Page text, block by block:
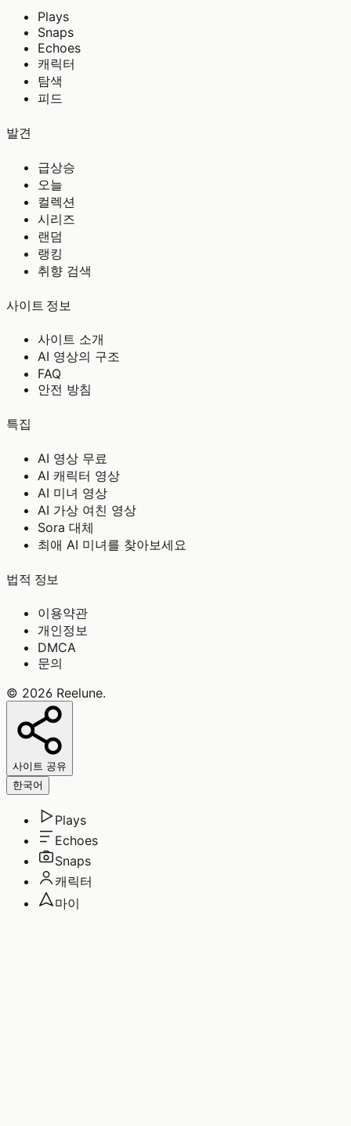
Plays
Snaps
Echoes
캐릭터
탐색
피드
발견
급상승
오늘
컬렉션
시리즈
랜덤
랭킹
취향 검색
사이트 정보
사이트 소개
AI 영상의 구조
FAQ
안전 방침
특집
AI 영상 무료
AI 캐릭터 영상
AI 미녀 영상
AI 가상 여친 영상
Sora 대체
최애 AI 미녀를 찾아보세요
법적 정보
이용약관
개인정보
DMCA
문의
© 2026 Reelune.
사이트 공유
한국어
Plays
Echoes
Snaps
캐릭터
마이